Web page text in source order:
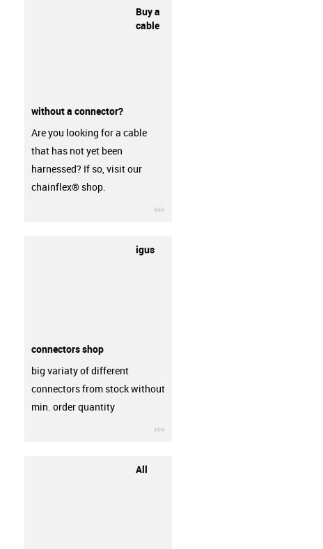
Buy a
cable
without a connector?
Are you looking for a cable
that has not yet been
harnessed? If so, visit our
chainflex® shop.
igus
connectors shop
big variaty of different
connectors from stock without
min. order quantity
All